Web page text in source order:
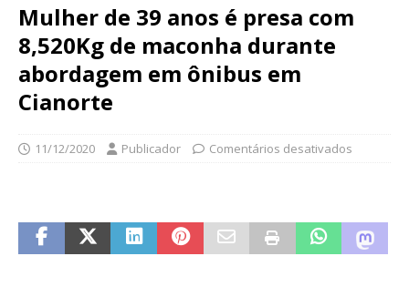
Mulher de 39 anos é presa com
8,520Kg de maconha durante
abordagem em ônibus em
Cianorte
11/12/2020 Publicador Comentários desativados